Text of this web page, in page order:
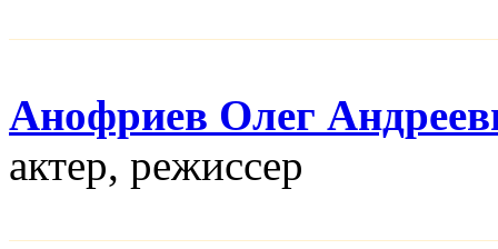
Анофриев Олег
актер, режисcер